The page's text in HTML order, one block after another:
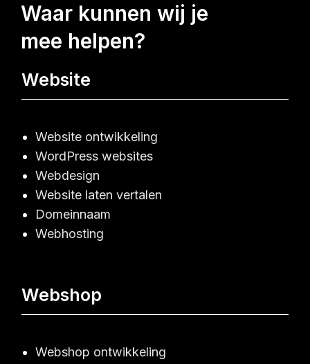
waar kunnen wij je
mee helpen?
Website
Website ontwikkeling
WordPress websites
Webdesign
Website laten vertalen
Domeinnaam
Webhosting
Webshop
Webshop ontwikkeling